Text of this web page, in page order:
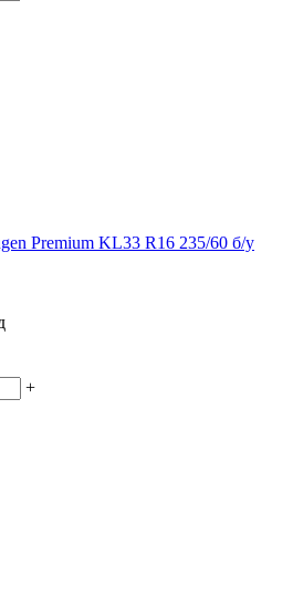
Premium KL33 R16 235/60 б/у
+